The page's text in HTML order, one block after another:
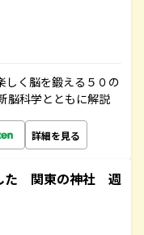
しく脳を鍛える５０の
脳科学とともに解説
詳細を見る
た 関東の神社 週